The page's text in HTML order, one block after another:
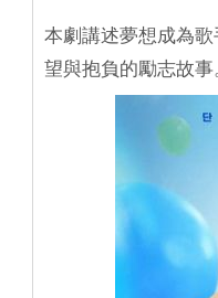
本劇講述夢想成為
望與抱負的勵志故事